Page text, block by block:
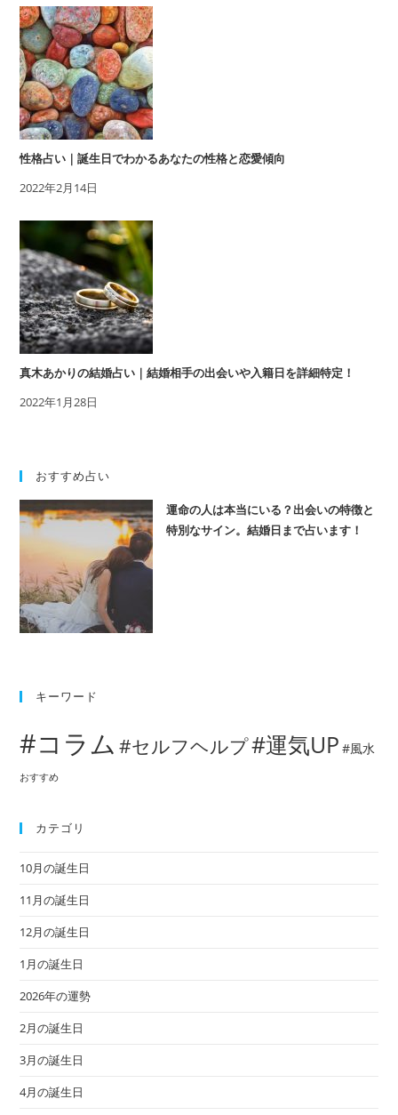
性格占い｜誕生日でわかるあなたの性格と恋愛傾向
2022年2月14日
真木あかりの結婚占い｜結婚相手の出会いや入籍日を詳細特定！
2022年1月28日
おすすめ占い
運命の人は本当にいる？出会いの特徴と
特別なサイン。結婚日まで占います！
キーワード
#コラム #セルフヘルプ#運気UP #風水
おすすめ
カテゴリ
10月の誕生日
11月の誕生日
12月の誕生日
1月の誕生日
2026年の運勢
2月の誕生日
3月の誕生日
4月の誕生日